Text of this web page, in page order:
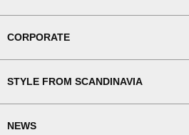
CORPORATE
STYLE FROM SCANDINAVIA
NEWS